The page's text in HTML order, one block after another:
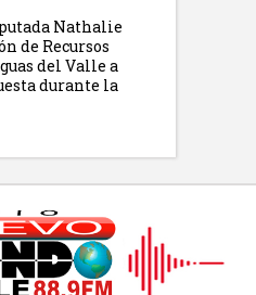
Nathalie
de Recursos
del Valle a
durante la